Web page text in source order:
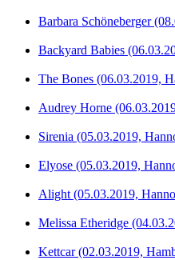
Barbara Schöneberger
Backyard Babies
The Bones (06.03.2019,
Audrey Horne
Sirenia (05.03.2019,
Elyose (05.03.2019,
Alight (05.03.2019,
Melissa Etheridge
Kettcar (02.03.2019,